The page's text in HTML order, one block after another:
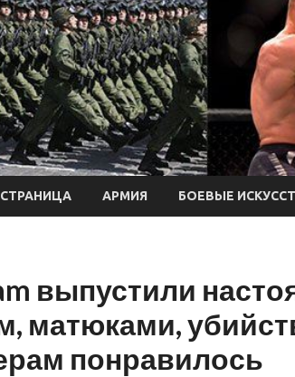
АРМИЯ БОЕВЫЕ
выпустили
матюками,
понравилось